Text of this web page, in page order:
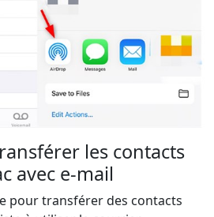
les contacts
avec e-mail
pour transférer des contacts